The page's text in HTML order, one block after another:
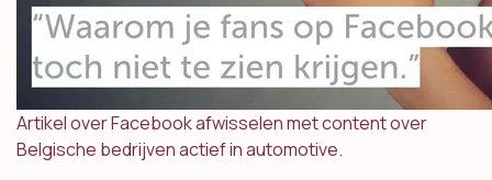
Artikel over Facebook afwisselen met content over
Belgische bedrijven actief in automotive.